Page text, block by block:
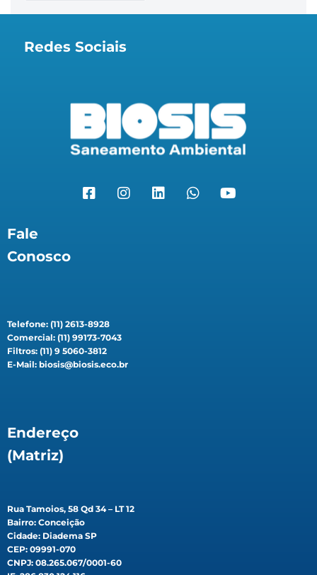
Redes Sociais
Fale
Conosco
Telefone: (11) 2613-8928
Comercial: (11) 99173-7043
Filtros: (11) 9 5060-3812
E-Mail: biosis@biosis.eco.br
Endereço
(Matriz)
Rua Tamoios, 58 Qd 34 – LT 12
Bairro: Conceição
Cidade: Diadema SP
CEP: 09991-070
CNPJ: 08.265.067/0001-60